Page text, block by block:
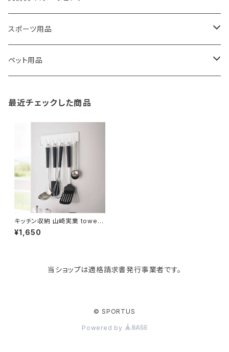
藤田金属
TG
paperblanks
KIND BAG LONDON
リュックサック
ショルダーバッグ
スポーツバッグ
マザーズバッグ
パソコンケース
バッグアクセサリー
ゴミ箱
収納用品
ソープディスペンサー
タオルハンガー
調理器具・調理小物
ディッシュラック
トイレ用品
バス用品
アクセサリー収納
ウェットティッシュケース
ガーデニング用品
クッション・クッションカバー
玄関収納
筆記具・ペン
ノート
スポーツ用品
卓球用品
ペット用品
猫用グッズ
最近チェックした商品
キッチン収納 山崎実業 tower
タワー マグネットキッチンツール
フック 5134 ホワイト
¥1,650
当ショップは適格請求書発行事業者です。
© SPORTUS
Powered by